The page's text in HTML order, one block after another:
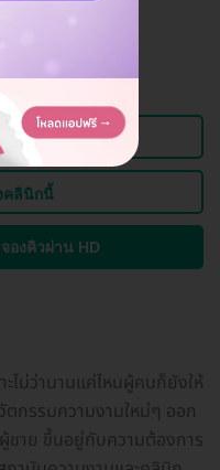
น.
คลินิกนี้
องคิวผ่าน HD
ะไม่ว่านานแค่ไหนผู้คนก็ยังให้
กรรมความงามใหม่ๆ ออก
ชาย ขึ้นอยู่กับความต้องการ